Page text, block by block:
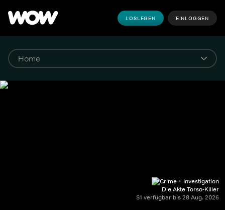
LOSLEGEN EINLOGGEN
Die Akte Torso-Killer
S1 verfügbar bis 28 Aug. 2026